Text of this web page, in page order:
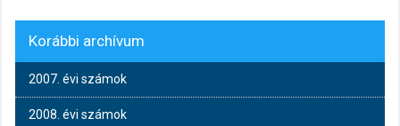
Korábbi archívum
2007. évi számok
2008. évi számok